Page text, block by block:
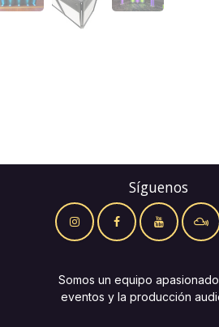
Síguenos
Somos un equipo
eventos y la producción